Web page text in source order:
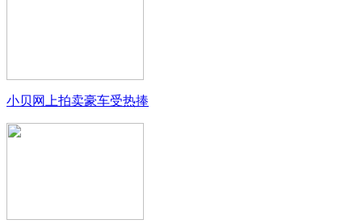
小贝网上拍卖豪车受热捧